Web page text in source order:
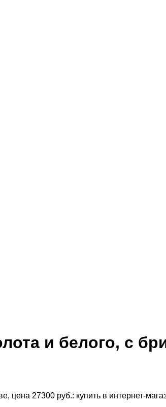
и белого, с